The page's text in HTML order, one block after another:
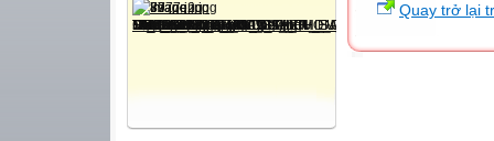
Quay trở lại